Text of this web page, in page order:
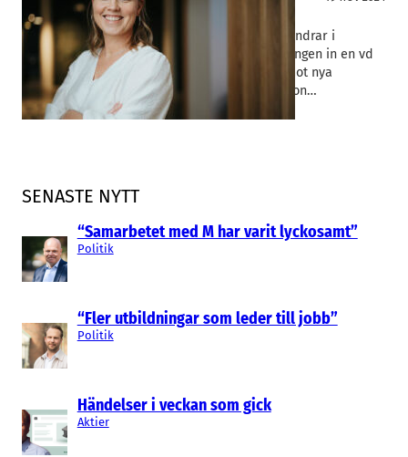
SENASTE NYTT
“Samarbetet med M har varit lyckosamt”
Politik
“Fler utbildningar som leder till jobb”
Politik
Händelser i veckan som gick
Aktier
Gridly
Helsingborgsföretaget Gridly ändrar i
ledningen och tar för första gången in en vd
utifrån. När bolaget tar sikte mot nya
branscher är det Anna Albinsson…